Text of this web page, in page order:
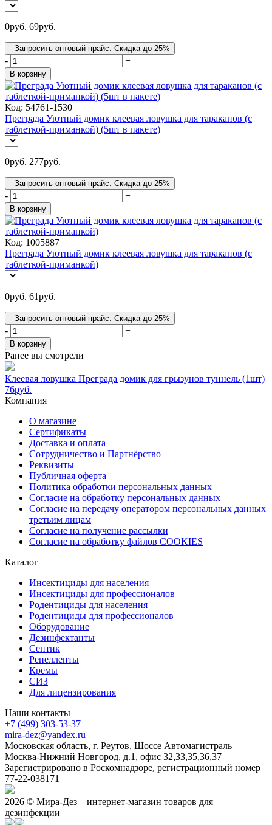
0руб. 69руб.
Запросить оптовый прайс. Скидка до 25%
- +
В корзину
Код: 54761-1530
Преграда Уютный домик клеевая ловушка для тараканов (с
таблеткой-приманкой) (5шт в пакете)
0руб. 277руб.
Запросить оптовый прайс. Скидка до 25%
- +
В корзину
Код: 1005887
Преграда Уютный домик клеевая ловушка для тараканов (с
таблеткой-приманкой)
0руб. 61руб.
Запросить оптовый прайс. Скидка до 25%
- +
В корзину
Ранее вы смотрели
Клеевая ловушка Преграда домик для грызунов туннель (1шт)
76руб.
Компания
О магазине
Сертификаты
Доставка и оплата
Сотрудничество и Партнёрство
Реквизиты
Публичная оферта
Политика обработки персональных данных
Согласие на обработку персональных данных
Согласие на передачу оператором персональных данных
третьим лицам
Согласие на получение рассылки
Согласие на обработку файлов COOKIES
Каталог
Инсектициды для населения
Инсектициды для профессионалов
Родентициды для населения
Родентициды для профессионалов
Оборудование
Дезинфектанты
Септик
Репелленты
Кремы
СИЗ
Для лицензирования
Наши контакты
+7 (499) 303-53-37
mira-dez@yandex.ru
Московская область, г. Реутов, Шоссе Автомагистраль
Москва-Нижний Новгород, д.1, офис 32,33,35,36,37
Зарегистрировано в Роскомнадзоре, регистрационный номер
77-22-038171
2026 © Мира-Дез – интернет-магазин товаров для
дезинфекции